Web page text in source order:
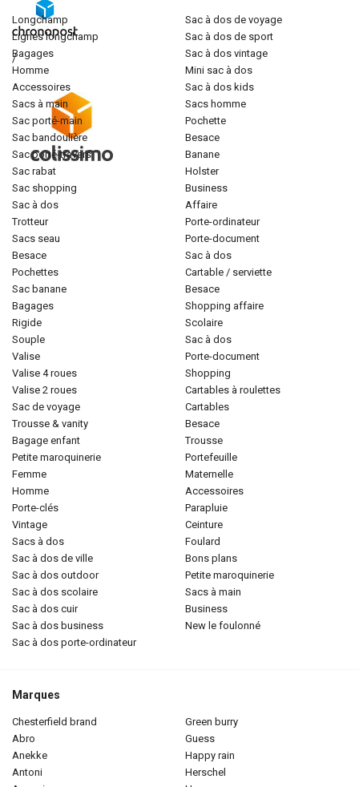
/
longchamp
lignes longchamp
bagages
homme
accessoires
sacs à main
sac porté-main
sac bandoulière
sac porté-travers
sac rabat
sac shopping
sac à dos
trotteur
sacs seau
besace
pochettes
sac banane
bagages
rigide
souple
valise
valise 4 roues
valise 2 roues
sac de voyage
trousse & vanity
bagage enfant
petite maroquinerie
femme
homme
porte-clés
vintage
sacs à dos
sac à dos de ville
sac à dos outdoor
sac à dos scolaire
sac à dos cuir
sac à dos business
sac à dos porte-ordinateur
sac à dos de voyage
sac à dos de sport
sac à dos vintage
mini sac à dos
sac à dos kids
sacs homme
pochette
besace
banane
holster
business
affaire
porte-ordinateur
porte-document
sac à dos
cartable / serviette
besace
shopping affaire
scolaire
sac à dos
porte-document
shopping
cartables à roulettes
cartables
besace
trousse
portefeuille
maternelle
accessoires
parapluie
ceinture
foulard
bons plans
petite maroquinerie
sacs à main
business
new le foulonné
Marques
chesterfield brand
abro
anekke
antoni
green burry
guess
happy rain
herschel